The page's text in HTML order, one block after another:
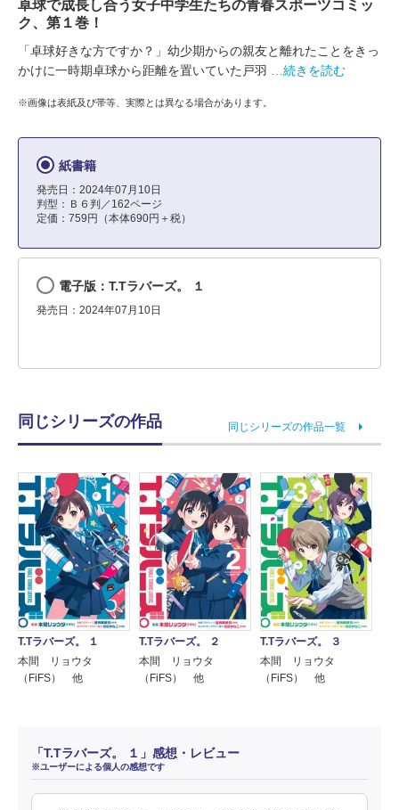
卓球で成長し合う女子中学生たちの青春スポーツコミッ
ク、第１巻！
「卓球好きな方ですか？」幼少期からの親友と離れたことをきっ
かけに一時期卓球から距離を置いていた戸羽
…続きを読む
※画像は表紙及び帯等、実際とは異なる場合があります。
紙書籍
発売日：2024年07月10日
判型：Ｂ６判／162ページ
定価：759円（本体690円＋税）
電子版：T.Tラバーズ。 １
発売日：2024年07月10日
同じシリーズの作品 同じシリーズの作品一覧
T.Tラバーズ。 １
本間 リョウタ
（FiFS） 他
T.Tラバーズ。 ２
本間 リョウタ
（FiFS） 他
T.Tラバーズ。 ３
本間 リョウタ
（FiFS） 他
「T.Tラバーズ。 １」感想・レビュー
※ユーザーによる個人の感想です